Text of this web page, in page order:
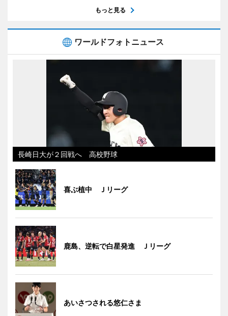
もっと見る
ワールドフォトニュース
長崎日大が２回戦へ 高校野球
喜ぶ植中 Ｊリーグ
鹿島、逆転で白星発進 Ｊリーグ
あいさつされる悠仁さま